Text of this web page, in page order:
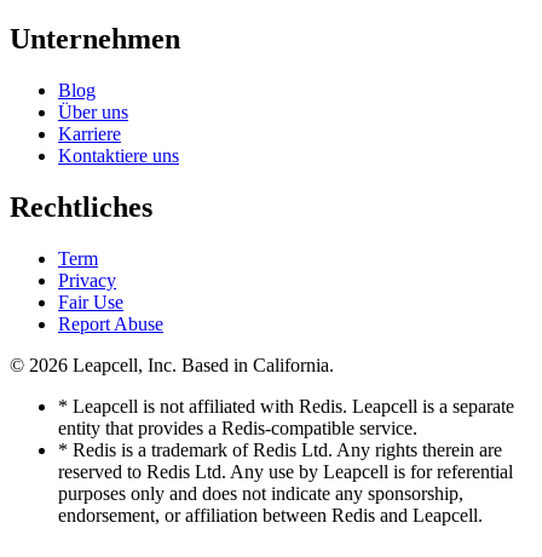
Unternehmen
Blog
Über uns
Karriere
Kontaktiere uns
Rechtliches
Term
Privacy
Fair Use
Report Abuse
© 2026 Leapcell, Inc. Based in California.
* Leapcell is not affiliated with Redis. Leapcell is a separate
entity that provides a Redis-compatible service.
* Redis is a trademark of Redis Ltd. Any rights therein are
reserved to Redis Ltd. Any use by Leapcell is for referential
purposes only and does not indicate any sponsorship,
endorsement, or affiliation between Redis and Leapcell.